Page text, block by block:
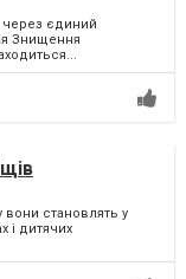
через єдиний
Знищення
вони становлять у
і дитячих